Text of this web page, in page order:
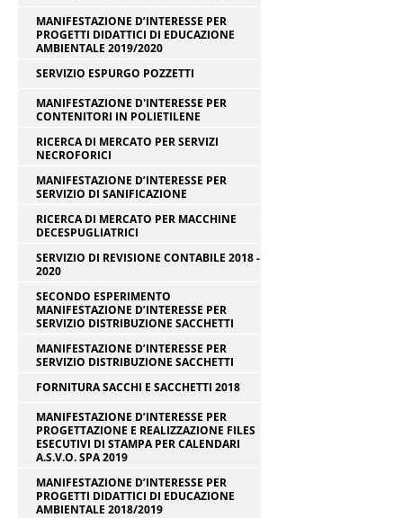
MANIFESTAZIONE D’INTERESSE PER
PROGETTI DIDATTICI DI EDUCAZIONE
AMBIENTALE 2019/2020
SERVIZIO ESPURGO POZZETTI
MANIFESTAZIONE D'INTERESSE PER
CONTENITORI IN POLIETILENE
RICERCA DI MERCATO PER SERVIZI
NECROFORICI
MANIFESTAZIONE D’INTERESSE PER
SERVIZIO DI SANIFICAZIONE
RICERCA DI MERCATO PER MACCHINE
DECESPUGLIATRICI
SERVIZIO DI REVISIONE CONTABILE 2018 -
2020
SECONDO ESPERIMENTO
MANIFESTAZIONE D’INTERESSE PER
SERVIZIO DISTRIBUZIONE SACCHETTI
MANIFESTAZIONE D’INTERESSE PER
SERVIZIO DISTRIBUZIONE SACCHETTI
FORNITURA SACCHI E SACCHETTI 2018
MANIFESTAZIONE D’INTERESSE PER
PROGETTAZIONE E REALIZZAZIONE FILES
ESECUTIVI DI STAMPA PER CALENDARI
A.S.V.O. SPA 2019
MANIFESTAZIONE D’INTERESSE PER
PROGETTI DIDATTICI DI EDUCAZIONE
AMBIENTALE 2018/2019